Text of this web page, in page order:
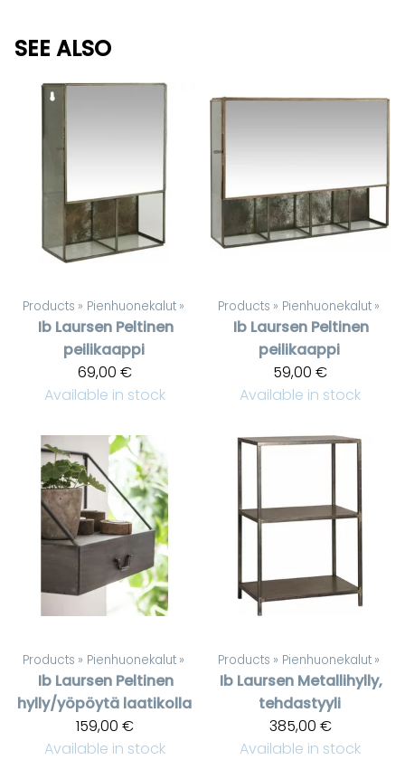
SEE ALSO
Products ‪» Pienhuonekalut ‪»
Ib Laursen Peltinen
peilikaappi
69,00 €
Available in stock
Products ‪» Pienhuonekalut ‪»
Ib Laursen Peltinen
peilikaappi
59,00 €
Available in stock
Products ‪» Pienhuonekalut ‪»
Ib Laursen Peltinen
hylly/yöpöytä laatikolla
159,00 €
Available in stock
Products ‪» Pienhuonekalut ‪»
Ib Laursen Metallihylly,
tehdastyyli
385,00 €
Available in stock